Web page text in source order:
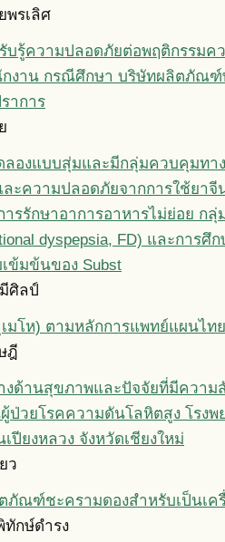
พรเลิศ
บรู้ความปลอดภัยต่อพฤติกรรมค
กงาน กรณีศึกษา บริษัทผลิตภัณฑ์
าการ
ลองแบบสุ่มและมีกลุ่มควบคุมทา
ะความปลอดภัยจากการใช้ยาจี
ารรักษาอาการอาหารไม่ย่อย ก
dyspepsia, FD) และการศึ
ข้มข้นของ Subst
ศิลป์
มโห) ตามหลักการแพทย์แผนไทย
ฎี
งด้านสุขภาพและปัจจัยที่มีความ
ป่วยโรคความดันโลหิตสูง โรงพ
ปียงหลวง จังหวัดเชียงใหม่
ว
ณฑ์ชะครามดองสำหรับเป็นเครื่
ทักษ์ดำรง